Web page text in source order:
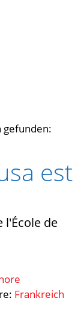
gefunden:
est
l'École de
Frankreich